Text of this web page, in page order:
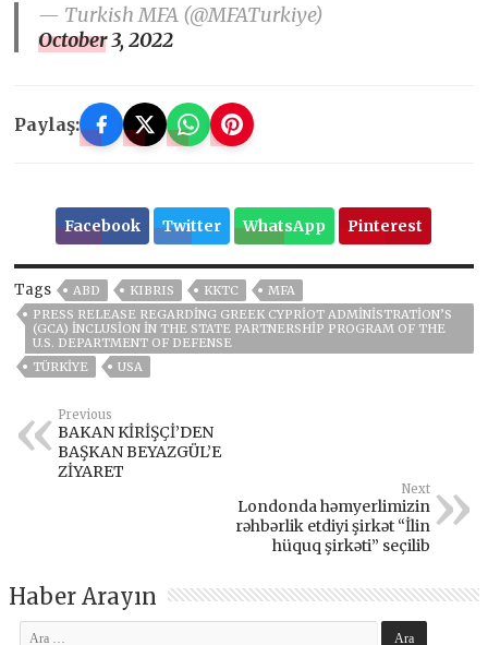
— Turkish MFA (@MFATurkiye)
October 3, 2022
Paylaş:
Facebook Twitter WhatsApp Pinterest
Tags ABD KIBRIS KKTC
MFA
PRESS RELEASE REGARDING GREEK CYPRIOT ADMINISTRATION’S
(GCA) INCLUSION IN THE STATE PARTNERSHIP PROGRAM OF THE
U.S. DEPARTMENT OF DEFENSE
TÜRKİYE
USA
Previous
BAKAN KİRİŞÇİ’DEN
BAŞKAN BEYAZGÜL’E
ZİYARET
Next
Londonda həmyerlimizin
rəhbərlik etdiyi şirkət “İlin
hüquq şirkəti” seçilib
Haber Arayın